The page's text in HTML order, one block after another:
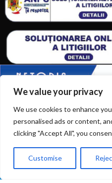
We value your privacy
We use cookies to enhance
personalised ads or content,
clicking "Accept All", you
Customise
Ai intrebări? Sună la:
ARTICOLE RECENTE
TERMENI & CONDITII
CATEGORII DE PRODUSE
CATEGORII DE PRODUSE
0